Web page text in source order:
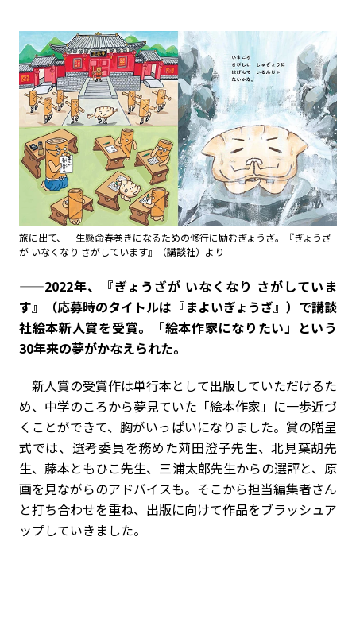
旅に出て、一生懸命春巻きになるための修行に励むぎょうざ。『ぎょうざ
が いなくなり さがしています』（講談社）より
——2022年、『ぎょうざが いなくなり さがしていま
す』（応募時のタイトルは『まよいぎょうざ』）で講談
社絵本新人賞を受賞。「絵本作家になりたい」という
30年来の夢がかなえられた。
新人賞の受賞作は単行本として出版していただけるた
め、中学のころから夢見ていた「絵本作家」に一歩近づ
くことができて、胸がいっぱいになりました。賞の贈呈
式では、選考委員を務めた苅田澄子先生、北見葉胡先
生、藤本ともひこ先生、三浦太郎先生からの選評と、原
画を見ながらのアドバイスも。そこから担当編集者さん
と打ち合わせを重ね、出版に向けて作品をブラッシュア
ップしていきました。